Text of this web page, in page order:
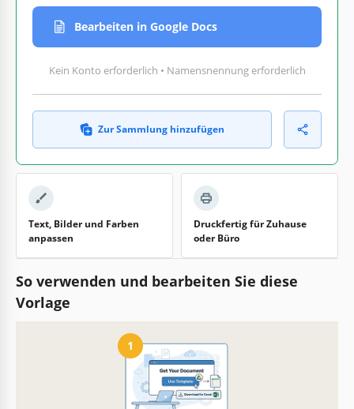
Bearbeiten in Google Docs
Kein Konto erforderlich • Namensnennung erforderlich
Zur Sammlung hinzufügen
Text, Bilder und Farben
anpassen
Druckfertig für Zuhause
oder Büro
So verwenden und bearbeiten Sie diese
Vorlage
1